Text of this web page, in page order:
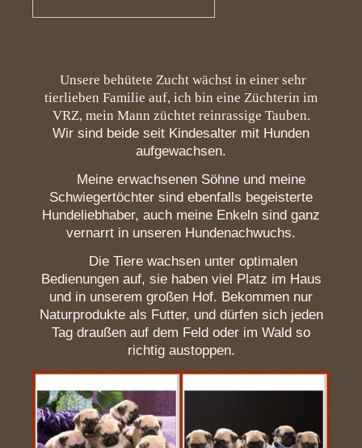
Unsere behütete Zucht wächst in einer sehr
tierlieben Familie auf, ich bin eine Züchterin im
VRZ, mein Mann züchtet reinrassige Tauben.
Wir sind beide seit Kindesalter mit Hunden
aufgewachsen.
Meine erwachsenen Söhne und meine
Schwiegertöchter sind ebenfalls begeisterte
Hundeliebhaber, auch meine Enkeln sind ganz
vernarrt in unseren Hundenachwuchs.
Die Tiere wachsen unter optimalen
Bedienungen auf, sie haben viel Platz im Haus
und in unserem großen Hof. Bekommen nur
Naturprodukte als Futter, und dürfen sich jeden
Tag draußen auf dem Feld oder im Wald so
richtig austoppen.